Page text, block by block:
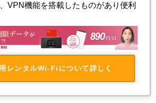
VPN機能を搭載したものがあり便利
レンタルWi-Fiについて詳しく